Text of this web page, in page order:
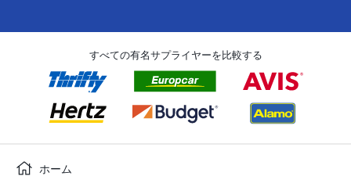
すべての有名サプライヤーを比較する
ホーム